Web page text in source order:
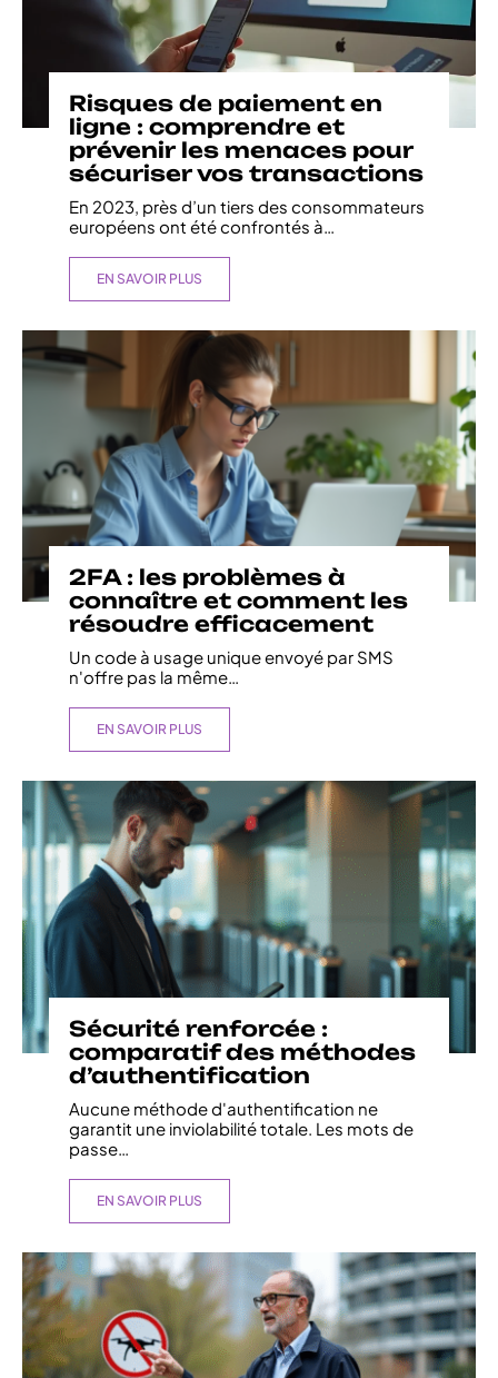
Risques de paiement en
ligne : comprendre et
prévenir les menaces pour
sécuriser vos transactions
En 2023, près d’un tiers des consommateurs
européens ont été confrontés à
EN SAVOIR PLUS
2FA : les problèmes à
connaître et comment les
résoudre efficacement
Un code à usage unique envoyé par SMS
n'offre pas la même…
EN SAVOIR PLUS
Sécurité renforcée :
comparatif des méthodes
d’authentification
Aucune méthode d'authentification ne
garantit une inviolabilité totale. Les mots de
passe…
EN SAVOIR PLUS